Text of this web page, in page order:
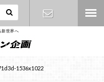
新世界へ
1536x1022